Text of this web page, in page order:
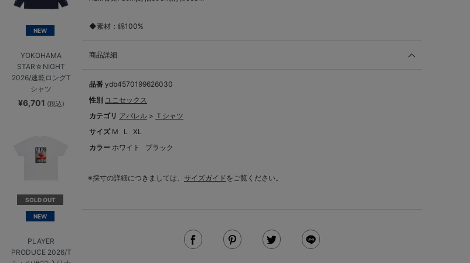
NEW
YOKOHAMA
STAR☆NIGHT
2026/速乾ロングT
シャツ
¥6,701 (税込)
SOLD OUT
NEW
PLAYER
PRODUCE 2026/T
◆素材：綿100%
商品詳細
品番 ydb4570199626030
性別 ユニセックス
カテゴリ アパレル > Ｔシャツ
サイズ M L
XL
カラー ホワイト ブラック
※採寸の詳細につきましては、 サイズガイドをご覧ください。